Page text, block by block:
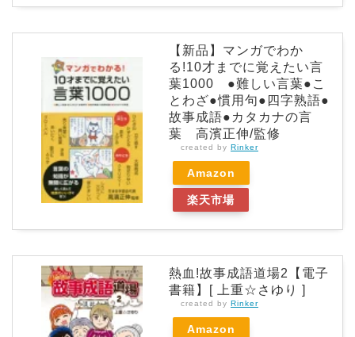
【新品】マンガでわか
る!10才までに覚えたい言
葉1000 ●難しい言葉●こ
とわざ●慣用句●四字熟語●
故事成語●カタカナの言
葉 高濱正伸/監修
created by Rinker
Amazon
楽天市場
熱血!故事成語道場2【電子
書籍】[ 上重☆さゆり ]
created by Rinker
Amazon